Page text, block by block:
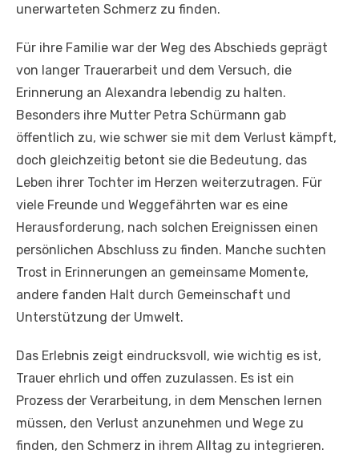
unerwarteten Schmerz zu finden.
Für ihre Familie war der Weg des Abschieds geprägt
von langer Trauerarbeit und dem Versuch, die
Erinnerung an Alexandra lebendig zu halten.
Besonders ihre Mutter Petra Schürmann gab
öffentlich zu, wie schwer sie mit dem Verlust kämpft,
doch gleichzeitig betont sie die Bedeutung, das
Leben ihrer Tochter im Herzen weiterzutragen. Für
viele Freunde und Weggefährten war es eine
Herausforderung, nach solchen Ereignissen einen
persönlichen Abschluss zu finden. Manche suchten
Trost in Erinnerungen an gemeinsame Momente,
andere fanden Halt durch Gemeinschaft und
Unterstützung der Umwelt.
Das Erlebnis zeigt eindrucksvoll, wie wichtig es ist,
Trauer ehrlich und offen zuzulassen. Es ist ein
Prozess der Verarbeitung, in dem Menschen lernen
müssen, den Verlust anzunehmen und Wege zu
finden, den Schmerz in ihrem Alltag zu integrieren.